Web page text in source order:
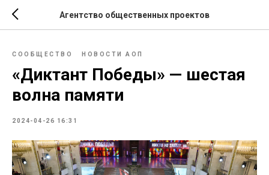
Агентство общественных проектов
СООБЩЕСТВО НОВОСТИ АОП
«Диктант Победы» — шестая
волна памяти
2024-04-26 16:31